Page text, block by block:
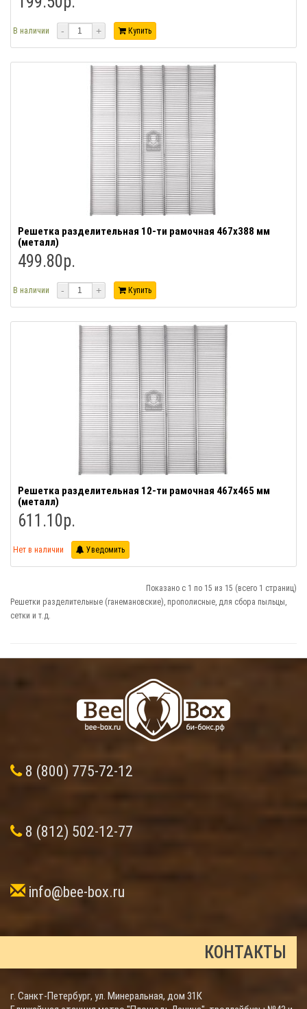
В наличии - + Купить
Решетка разделительная 10-ти рамочная 467x388 мм
(металл)
499.80р.
В наличии - + Купить
Решетка разделительная 12-ти рамочная 467x465 мм
(металл)
611.10р.
Нет в наличии Уведомить
Показано с 1 по 15 из 15 (всего 1 страниц)
Решетки разделительные (ганемановские), прополисные, для сбора пыльцы,
сетки и т.д.
8 (800) 775-72-12
8 (812) 502-12-77
info@bee-box.ru
КОНТАКТЫ
г. Санкт-Петербург, ул. Минеральная, дом 31К